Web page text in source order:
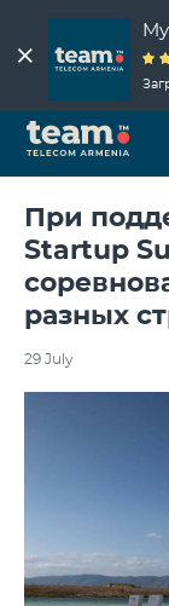
При
Startup
разных
29 July